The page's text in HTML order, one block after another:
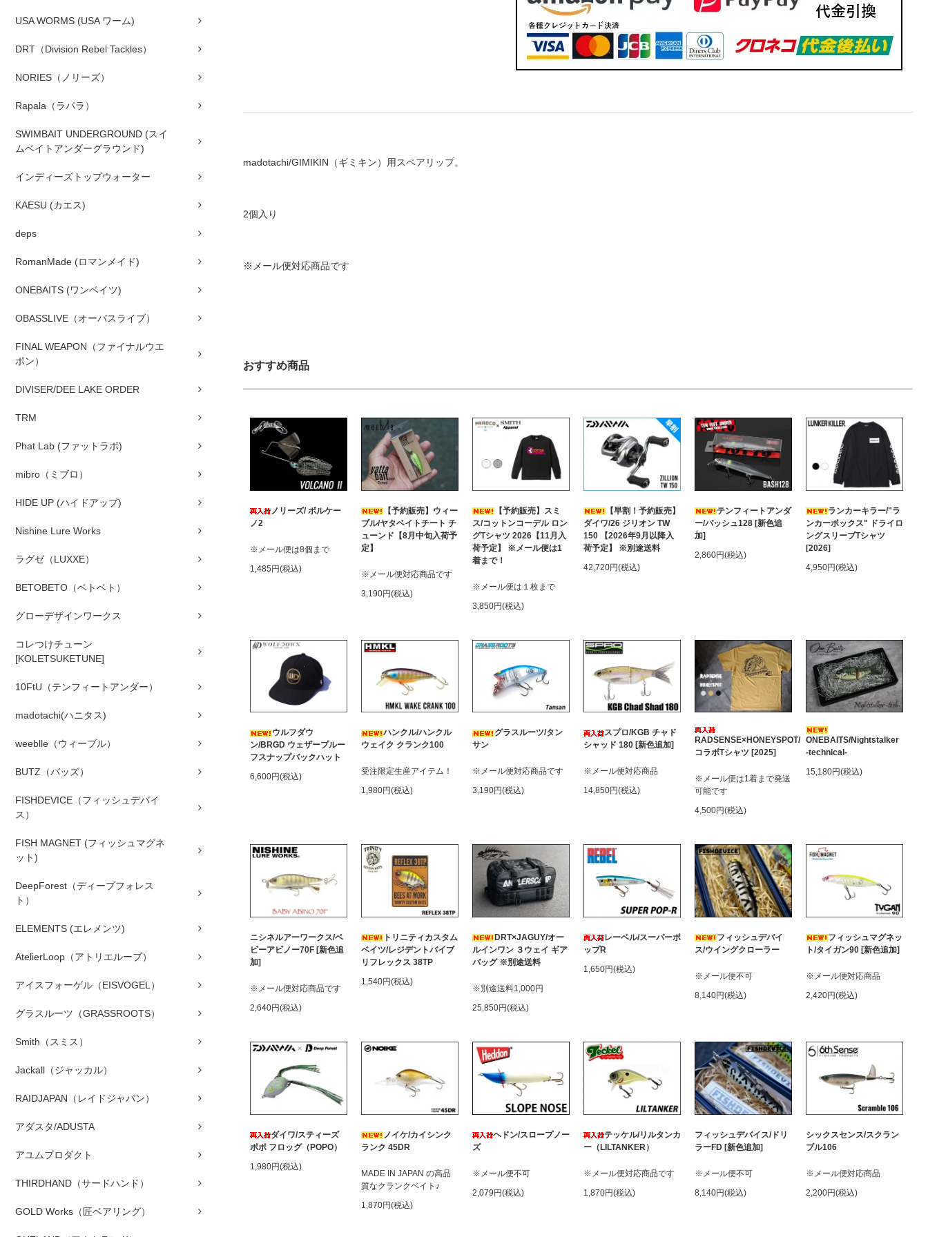
USA WORMS (USA ワーム)
DRT（Division Rebel Tackles）
NORIES（ノリーズ）
Rapala（ラパラ）
SWIMBAIT UNDERGROUND (スイ
ムベイトアンダーグラウンド)
インディーズトップウォーター
KAESU (カエス)
deps
RomanMade (ロマンメイド)
ONEBAITS (ワンベイツ)
OBASSLIVE（オーバスライブ）
FINAL WEAPON（ファイナルウエ
ポン）
DIVISER/DEE LAKE ORDER
TRM
Phat Lab (ファットラボ)
mibro（ミブロ）
HIDE UP (ハイドアップ)
Nishine Lure Works
ラグゼ（LUXXE）
BETOBETO（ベトベト）
グローデザインワークス
コレつけチューン
[KOLETSUKETUNE]
10FtU（テンフィートアンダー）
madotachi(ハニタス)
weeblle（ウィーブル）
BUTZ（バッズ）
FISHDEVICE（フィッシュデバイ
ス）
FISH MAGNET (フィッシュマグネ
ット)
DeepForest（ディープフォレス
ト）
ELEMENTS (エレメンツ)
AtelierLoop（アトリエループ）
アイスフォーゲル（EISVOGEL）
グラスルーツ（GRASSROOTS）
Smith（スミス）
Jackall（ジャッカル）
RAIDJAPAN（レイドジャパン）
アダスタ/ADUSTA
アユムプロダクト
THIRDHAND（サードハンド）
GOLD Works（匠ベアリング）
madotachi/GIMIKIN（ギミキン）用スペアリップ。
2個入り
※メール便対応商品です
おすすめ商品
ノリーズ/ ボルケー
ノ2
※メール便は8個まで
1,485円(税込)
【予約販売】ウィー
ブル/ヤタベイトチート チ
ューンド【8月中旬入荷予
定】
※メール便対応商品です
3,190円(税込)
【予約販売】スミ
ス/コットンコーデル ロン
グTシャツ 2026【11月入
荷予定】 ※メール便は1
着まで！
※メール便は１枚まで
3,850円(税込)
【早割！予約販売】
ダイワ/26 ジリオン TW
150 【2026年9月以降入
荷予定】 ※別途送料
42,720円(税込)
テンフィートアンダ
ー/バッシュ128 [新色追
加]
2,860円(税込)
ランカーキラー/"ラ
ンカーボックス" ドライロ
ングスリーブTシャツ
[2026]
4,950円(税込)
ウルフダウ
ン/BRGD ウェザープルー
フスナップバックハット
6,600円(税込)
ハンクル/ハンクル
ウェイク クランク100
受注限定生産アイテム！
1,980円(税込)
グラスルーツ/タン
サン
※メール便対応商品です
3,190円(税込)
スプロ/KGB チャド
シャッド 180 [新色追加]
※メール便対応商品
14,850円(税込)
RADSENSE×HONEYSPOT/
コラボTシャツ [2025]
※メール便は1着まで発送
可能です
4,500円(税込)
ONEBAITS/Nightstalker
-technical-
15,180円(税込)
ニシネルアーワークス/ベ
ビーアビノー70F [新色追
加]
※メール便対応商品です
2,640円(税込)
トリニティカスタム
ベイツ/レジデントバイブ
リフレックス 38TP
1,540円(税込)
DRT×JAGUY/オー
ルインワン ３ウェイ ギア
バッグ ※別途送料
※別途送料1,000円
25,850円(税込)
レーベル/スーパーポ
ップR
1,650円(税込)
フィッシュデバイ
ス/ウイングクローラー
※メール便不可
8,140円(税込)
フィッシュマグネッ
ト/タイガン90 [新色追加]
※メール便対応商品
2,420円(税込)
ダイワ/スティーズ
ポポ フロッグ（POPO）
1,980円(税込)
ノイケ/カイシンク
ランク 45DR
MADE IN JAPAN の高品
質なクランクベイト♪
1,870円(税込)
ヘドン/スロープノー
ズ
※メール便不可
2,079円(税込)
テッケル/リルタンカ
ー（LILTANKER）
※メール便対応商品です
1,870円(税込)
フィッシュデバイス/ドリ
ラーFD [新色追加]
※メール便不可
8,140円(税込)
シックスセンス/スクラン
ブル106
※メール便対応商品
2,200円(税込)